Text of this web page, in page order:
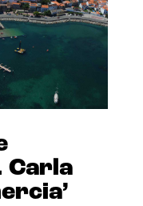
Carla